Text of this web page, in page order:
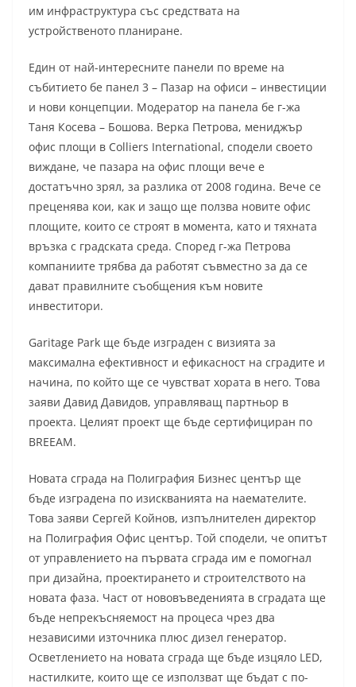
им инфраструктура със средствата на
устройственото планиране.
Един от най-интересните панели по време на
събитието бе панел 3 – Пазар на офиси – инвестиции
и нови концепции. Модератор на панела бе г-жа
Таня Косева – Бошова. Верка Петрова, мениджър
офис площи в Colliers International, сподели своето
виждане, че пазара на офис площи вече е
достатъчно зрял, за разлика от 2008 година. Вече се
преценява кои, как и защо ще ползва новите офис
площите, които се строят в момента, като и тяхната
връзка с градската среда. Според г-жа Петрова
компаниите трябва да работят съвместно за да се
дават правилните съобщения към новите
инвеститори.
Garitage Park ще бъде изграден с визията за
максимална ефективност и ефикасност на сградите и
начина, по който ще се чувстват хората в него. Това
заяви Давид Давидов, управляващ партньор в
проекта. Целият проект ще бъде сертифициран по
BREEAM.
Новата сграда на Полиграфия Бизнес център ще
бъде изградена по изискванията на наемателите.
Това заяви Сергей Койнов, изпълнителен директор
на Полиграфия Офис център. Той сподели, че опитът
от управлението на първата сграда им е помогнал
при дизайна, проектирането и строителството на
новата фаза. Част от нововъведенията в сградата ще
бъде непрекъсняемост на процеса чрез два
независими източника плюс дизел генератор.
Осветлението на новата сграда ще бъде изцяло LED,
настилките, които ще се използват ще бъдат с по-